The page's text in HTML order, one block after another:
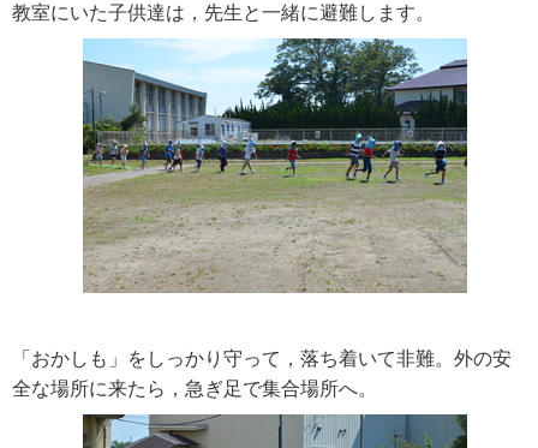
教室にいた子供達は，先生と一緒に避難します。
「おかしも」をしっかり守って，落ち着いて非難。外の安
全な場所に来たら，急ぎ足で集合場所へ。